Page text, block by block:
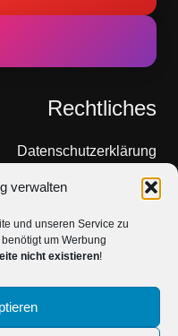
verwalten
und unseren Service zu
um Werbung
nicht existieren!
Rechtliches
Datenschutzerklärung
Cookie-Richtlinie
Impressum